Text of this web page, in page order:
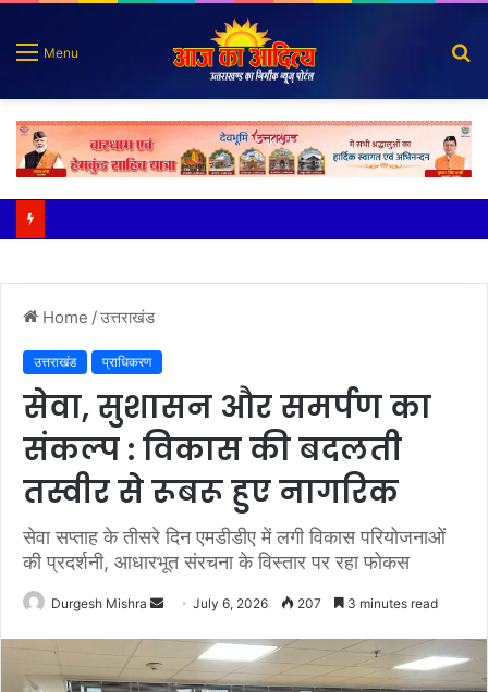
Menu
Home /उत्तराखंड
उत्तराखंड प्राधिकरण
सेवा, सुशासन और समर्पण का
संकल्प : विकास की बदलती
तस्वीर से रूबरू हुए नागरिक
सेवा सप्ताह के तीसरे दिन एमडीडीए में लगी विकास परियोजनाओं
की प्रदर्शनी, आधारभूत संरचना के विस्तार पर रहा फोकस
Durgesh Mishra
Send July 6, 2026 207 3 minutes read